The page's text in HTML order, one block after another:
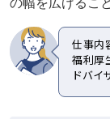
仕事内
福利厚
ドバイ